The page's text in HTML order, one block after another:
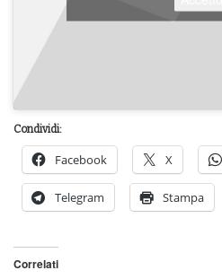
Condividi:
Facebook X
Telegram Stampa
Correlati